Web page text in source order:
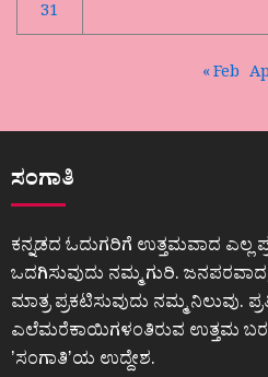
31
« Feb
ಸಂಗಾತಿ
ಕನ್ನಡದ ಓದುಗರಿಗೆ ಉತ್ತಮವಾದ ಎಲ್ಲ
ಒದಗಿಸುವುದು ನಮ್ಮ ಗುರಿ.
ಮಾತ್ರ ಪ್ರಕಟಿಸುವುದು ನಮ್ಮ ನಿಲುವು.
ಎಲೆಮರೆಕಾಯಿಗಳಂತಿರುವ ಉತ್ತಮ
ʼಸಂಗಾತಿʼಯ ಉದ್ದೇಶ.